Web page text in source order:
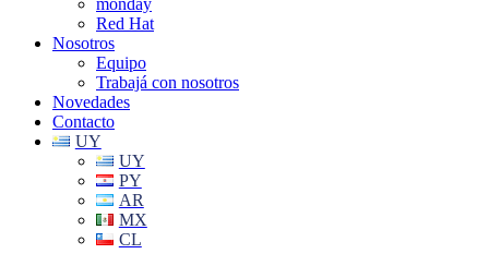
monday
Red Hat
Nosotros
Equipo
Trabajá con nosotros
Novedades
Contacto
UY
UY
PY
AR
MX
CL